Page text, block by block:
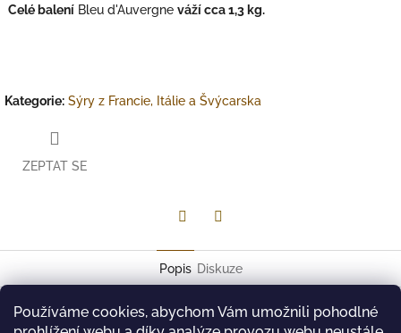
Používáme cookies, abychom Vám umožnili pohodlné
Celé balení Bleu d'Auvergne váží cca 1,3 kg.
Kategorie: Sýry z Francie, Itálie a Švýcarska
ZEPTAT SE
Popis Diskuze
Druh mléka: Kočí mléko